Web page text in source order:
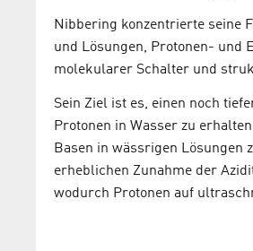
Nibbering konzentrierte seine
und Lösungen, Protonen- und
molekularer Schalter und
Sein Ziel ist es, einen noch
Protonen in Wasser zu
Basen in wässrigen Lösungen
erheblichen Zunahme der
wodurch Protonen auf
BESSY II die